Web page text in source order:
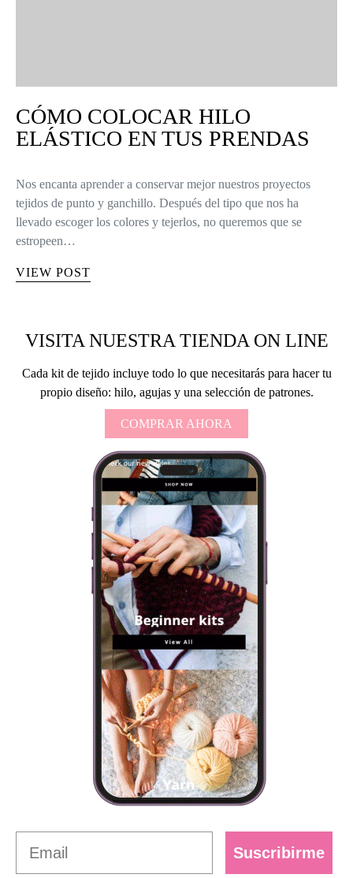
CÓMO COLOCAR HILO
ELÁSTICO EN TUS PRENDAS
Nos encanta aprender a conservar mejor nuestros proyectos
tejidos de punto y ganchillo. Después del tipo que nos ha
llevado escoger los colores y tejerlos, no queremos que se
estropeen…
VIEW POST
VISITA NUESTRA TIENDA ON LINE
Cada kit de tejido incluye todo lo que necesitarás para hacer tu
propio diseño: hilo, agujas y una selección de patrones.
COMPRAR AHORA
Suscribirme